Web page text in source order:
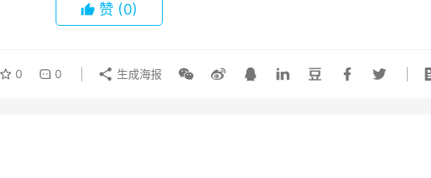
赞 (0)
0 0 生成海报